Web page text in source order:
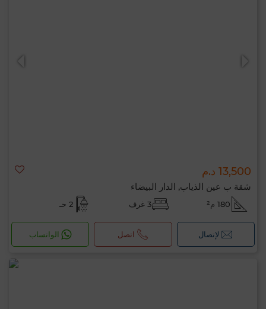
13,500 د.م
شقة ب عين الذياب, الدار البيضاء
180 م² 3 غرف 2 حـ
لإتصال اتصل الواتساب